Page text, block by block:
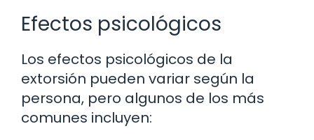
Efectos psicológicos
Los efectos psicológicos de la
extorsión pueden variar según la
persona, pero algunos de los más
comunes incluyen: